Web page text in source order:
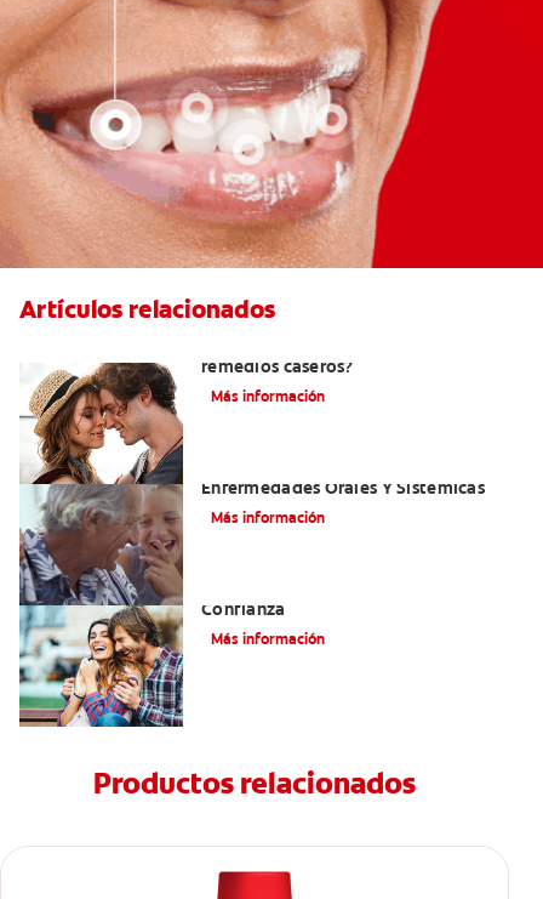
Artículos relacionados
remedios caseros?
Más información
Enfermedades Orales Y Sistémicas
Más información
Confianza
Más información
Productos relacionados